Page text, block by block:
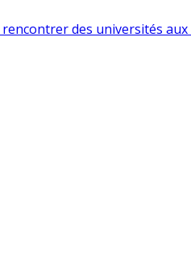
des universités aux